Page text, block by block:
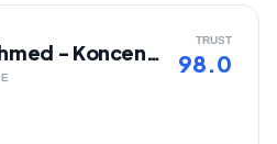
Elektrotechmed - Koncentratory tlenu TRUST
98.0